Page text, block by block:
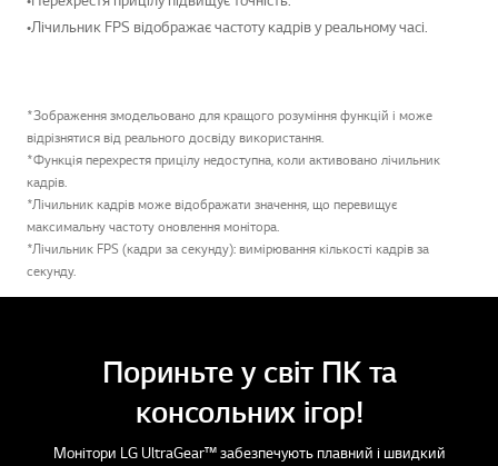
•Лічильник FPS відображає частоту кадрів у реальному часі.
*Зображення змодельовано для кращого розуміння функцій і може
відрізнятися від реального досвіду використання.
*Функція перехрестя прицілу недоступна, коли активовано лічильник
кадрів.
*Лічильник кадрів може відображати значення, що перевищує
максимальну частоту оновлення монітора.
*Лічильник FPS (кадри за секунду): вимірювання кількості кадрів за
секунду.
Пориньте у світ ПК та
консольних ігор!
Монітори LG UltraGear™ забезпечують плавний і швидкий